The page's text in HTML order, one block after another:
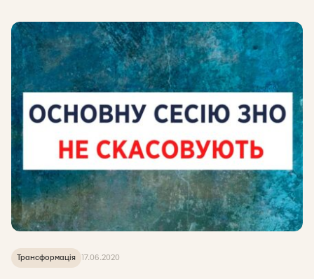
Трансформація 17.06.2020